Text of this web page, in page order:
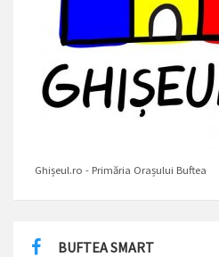
Ghișeul.ro - Primăria Orașului Buftea
BUFTEA SMART